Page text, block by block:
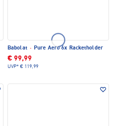
Babolat · Pure Aero 6x Racketholder
€ 99,99
UVP* € 119,99